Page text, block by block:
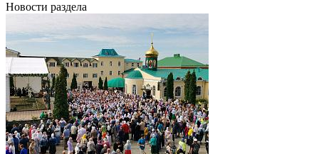
Новости раздела